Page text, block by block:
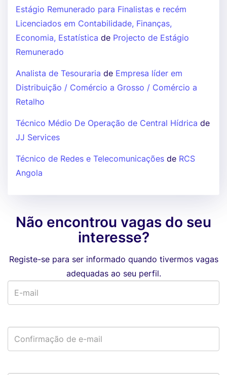
Estágio Remunerado para Finalistas e recém
Licenciados em Contabilidade, Finanças,
Economia, Estatística de Projecto de Estágio
Remunerado
Analista de Tesouraria de Empresa líder em
Distribuição / Comércio a Grosso / Comércio a
Retalho
Técnico Médio De Operação de Central Hídrica de
JJ Services
Técnico de Redes e Telecomunicações de RCS
Angola
Não encontrou vagas do seu
interesse?
Registe-se para ser informado quando tivermos vagas
adequadas ao seu perfil.